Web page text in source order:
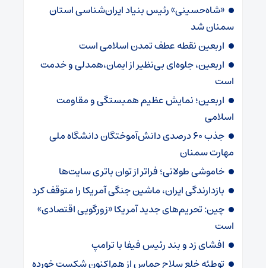
«شاه‌حسینی» رئیس بنیاد ایران‌شناسی استان
سمنان شد
اربعین نقطه عطف تمدن اسلامی است
اربعین، جلوه‌ای بی‌نظیر از ایمان،همدلی و خدمت
است
اربعین؛ نمایش عظیم همبستگی و مقاومت
اسلامی
جذب ۶۰ درصدی دانش‌آموختگان دانشگاه ملی
مهارت سمنان
خاموشی طولانی؛ فراتر از توان باتری سایت‌ها
بازدارندگی ایران، ماشین جنگی آمریکا را متوقف کرد
چین: تحریم‌های جدید آمریکا «زورگویی اقتصادی»
است
افشای زد و بند رئیس فیفا با ترامپ
توطئه خلع سلاح حماس از هم‌اکنون شکست خورده